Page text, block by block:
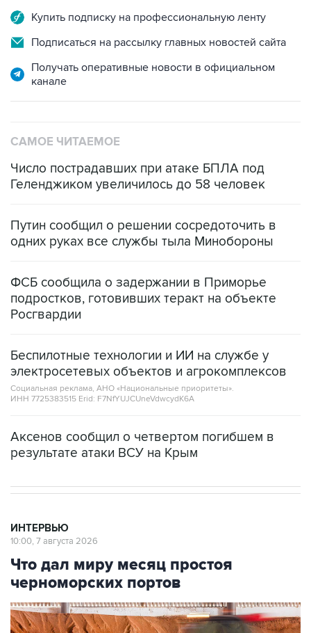
Купить подписку на профессиональную ленту
Подписаться на рассылку главных новостей сайта
Получать оперативные новости в официальном
канале
САМОЕ ЧИТАЕМОЕ
Число пострадавших при атаке БПЛА под
Геленджиком увеличилось до 58 человек
Путин сообщил о решении сосредоточить в
одних руках все службы тыла Минобороны
ФСБ сообщила о задержании в Приморье
подростков, готовивших теракт на объекте
Росгвардии
Беспилотные технологии и ИИ на службе у
электросетевых объектов и агрокомплексов
Социальная реклама, АНО «Национальные приоритеты».
ИНН 7725383515 Erid: F7NfYUJCUneVdwcydK6A
Аксенов сообщил о четвертом погибшем в
результате атаки ВСУ на Крым
ИНТЕРВЬЮ
10:00, 7 августа 2026
Что дал миру месяц простоя
черноморских портов